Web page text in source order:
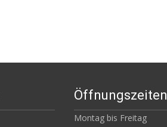
Öffnungszeiten
Montag bis Freitag